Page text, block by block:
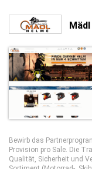
Bewirb das
Provision pro Sale. Die
Qualität, Sicherheit und